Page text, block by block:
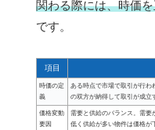
関わる際には、時価
です。
項目
時価の定
義
ある時点で市場で取引が行
の双方が納得して取引が成立
価格変動
要因
需要と供給のバランス。需要
低く供給が多い物件は価格が